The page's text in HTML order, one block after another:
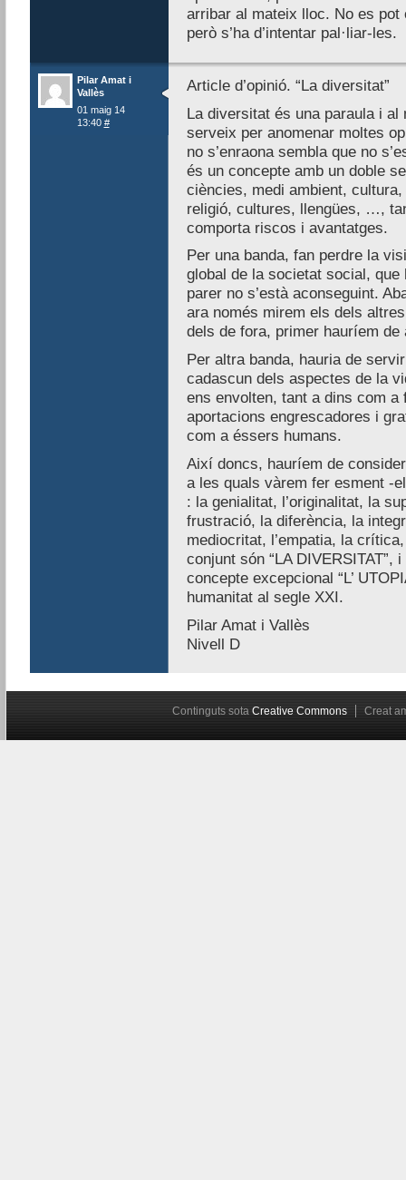
arribar al mateix lloc. No es
però s’ha d’intentar pal·liar-les.
Pilar Amat i
Vallès
01 maig 14
13:40 #
Article d’opinió. “La diversitat”
La diversitat és una paraula i
serveix per anomenar moltes
no s’enraona sembla que no
és un concepte amb un doble
ciències, medi ambient,
religió, cultures, llengües, …,
comporta riscos i avantatges.
Per una banda, fan perdre la
global de la societat social,
parer no s’està aconseguint.
ara només mirem els dels
dels de fora, primer hauríem de
Per altra banda, hauria de
cadascun dels aspectes de la
ens envolten, tant a dins com a
aportacions engrescadores i
com a éssers humans.
Així doncs, hauríem de
a les quals vàrem fer esment -
: la genialitat, l’originalitat, la
frustració, la diferència, la
mediocritat, l’empatia, la
conjunt són “LA DIVERSITAT”,
concepte excepcional “L’
humanitat al segle XXI.
Pilar Amat i Vallès
Nivell D
Continguts sota Creative Commons Creat